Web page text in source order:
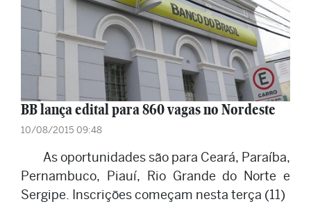
BB lança edital para 860 vagas no Nordeste
10/08/2015 09:48
As oportunidades são para Ceará, Paraíba,
Pernambuco, Piauí, Rio Grande do Norte e
Sergipe. Inscrições começam nesta terça (11)